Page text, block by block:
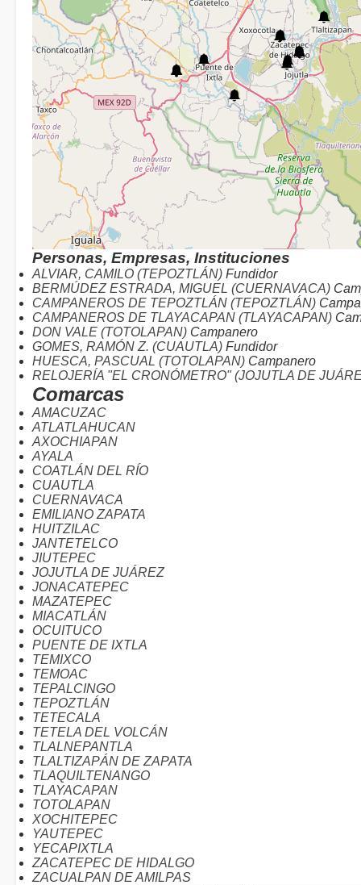
Personas, Empresas, Instituciones
ALVIAR, CAMILO (TEPOZTLÁN) Fundidor
BERMÚDEZ ESTRADA, MIGUEL (CUERNAVACA)
CAMPANEROS DE TEPOZTLÁN (TEPOZTLÁN)
CAMPANEROS DE TLAYACAPAN (TLAYACAPAN)
DON VALE (TOTOLAPAN) Campanero
GOMES, RAMÓN Z. (CUAUTLA) Fundidor
HUESCA, PASCUAL (TOTOLAPAN) Campanero
RELOJERÍA "EL CRONÓMETRO" (JOJUTLA DE
Comarcas
AMACUZAC
ATLATLAHUCAN
AXOCHIAPAN
AYALA
COATLÁN DEL RÍO
CUAUTLA
CUERNAVACA
EMILIANO ZAPATA
HUITZILAC
JANTETELCO
JIUTEPEC
JOJUTLA DE JUÁREZ
JONACATEPEC
MAZATEPEC
MIACATLÁN
OCUITUCO
PUENTE DE IXTLA
TEMIXCO
TEMOAC
TEPALCINGO
TEPOZTLÁN
TETECALA
TETELA DEL VOLCÁN
TLALNEPANTLA
TLALTIZAPÁN DE ZAPATA
TLAQUILTENANGO
TLAYACAPAN
TOTOLAPAN
XOCHITEPEC
YAUTEPEC
YECAPIXTLA
ZACATEPEC DE HIDALGO
ZACUALPAN DE AMILPAS